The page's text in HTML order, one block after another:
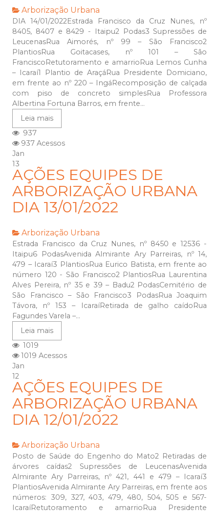
Arborização Urbana
DIA 14/01/2022Estrada Francisco da Cruz Nunes, nº
8405, 8407 e 8429 - Itaipu2 Podas3 Supressões de
LeucenasRua Aimorés, nº 99 – São Francisco2
PlantiosRua Goitacases, nº 101 – São
FranciscoRetutoramento e amarrioRua Lemos Cunha
– Icaraí1 Plantio de AraçáRua Presidente Domiciano,
em frente ao nº 220 – IngáRecomposição de calçada
com piso de concreto simplesRua Professora
Albertina Fortuna Barros, em frente...
Leia mais
937
937 Acessos
Jan
13
AÇÕES EQUIPES DE
ARBORIZAÇÃO URBANA
DIA 13/01/2022
Arborização Urbana
Estrada Francisco da Cruz Nunes, nº 8450 e 12536 -
Itaipu6 PodasAvenida Almirante Ary Parreiras, nº 14,
479 – Icaraí3 PlantiosRua Eurico Batista, em frente ao
número 120 - São Francisco2 PlantiosRua Laurentina
Alves Pereira, nº 35 e 39 – Badu2 PodasCemitério de
São Francisco – São Francisco3 PodasRua Joaquim
Távora, nº 153 – IcaraíRetirada de galho caídoRua
Fagundes Varela –...
Leia mais
1019
1019 Acessos
Jan
12
AÇÕES EQUIPES DE
ARBORIZAÇÃO URBANA
DIA 12/01/2022
Arborização Urbana
Posto de Saúde do Engenho do Mato2 Retiradas de
árvores caídas2 Supressões de LeucenasAvenida
Almirante Ary Parreiras, nº 421, 441 e 479 – Icaraí3
PlantiosAvenida Almirante Ary Parreiras, em frente aos
números: 309, 327, 403, 479, 480, 504, 505 e 567-
IcaraíRetutoramento e amarrioRua Presidente